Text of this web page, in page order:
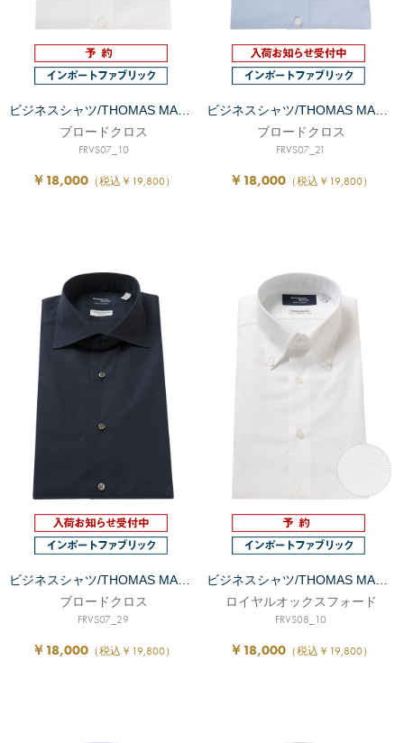
ブロードクロス
FRVS07_10
￥18,000（税込￥19,800）
ブロードクロス
FRVS07_21
￥18,000（税込￥19,800）
ブロードクロス
FRVS07_29
￥18,000（税込￥19,800）
ロイヤルオックスフォード
FRVS08_10
￥18,000（税込￥19,800）